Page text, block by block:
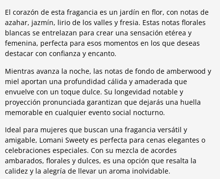
El corazón de esta fragancia es un jardín en flor, con notas de
azahar, jazmín, lirio de los valles y fresia. Estas notas florales
blancas se entrelazan para crear una sensación etérea y
femenina, perfecta para esos momentos en los que deseas
destacar con confianza y encanto.
Mientras avanza la noche, las notas de fondo de amberwood y
miel aportan una profundidad cálida y amaderada que
envuelve con un toque dulce. Su longevidad notable y
proyección pronunciada garantizan que dejarás una huella
memorable en cualquier evento social nocturno.
Ideal para mujeres que buscan una fragancia versátil y
amigable, Lomani Sweety es perfecta para cenas elegantes o
celebraciones especiales. Con su mezcla de acordes
ambarados, florales y dulces, es una opción que resalta la
calidez y la alegría de llevar un aroma inolvidable.